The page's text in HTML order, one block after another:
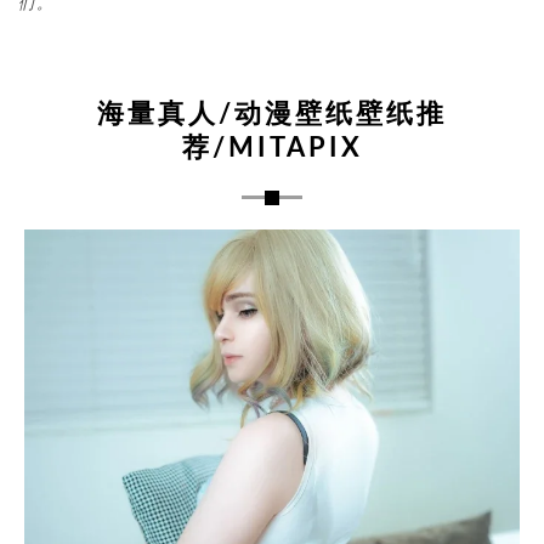
们。
海量真人/动漫壁纸壁纸推
荐/MITAPIX